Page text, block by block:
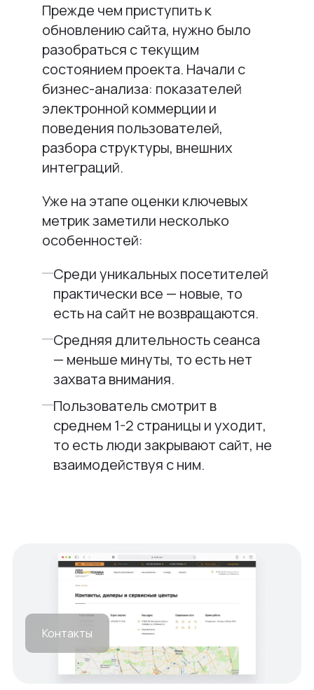
Прежде чем приступить к
обновлению сайта, нужно было
разобраться с текущим
состоянием проекта. Начали с
бизнес-анализа: показателей
электронной коммерции и
поведения пользователей,
разбора структуры, внешних
интеграций.
Уже на этапе оценки ключевых
метрик заметили несколько
особенностей:
Среди уникальных посетителей
практически все — новые, то
есть на сайт не возвращаются.
Средняя длительность сеанса
— меньше минуты, то есть нет
захвата внимания.
Пользователь смотрит в
среднем 1-2 страницы и уходит,
то есть люди закрывают сайт, не
взаимодействуя с ним.
Контакты